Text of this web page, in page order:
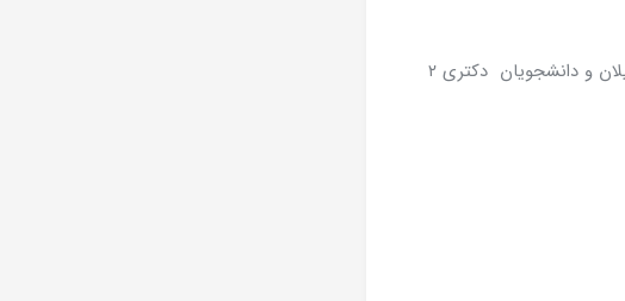
تبصره: ایثارگران و خانواده آنان ۲ سال، مدرک کارشناسی ارشد ۲ سال، فارغ التحصیلان و دانشجویان دکتری ۲